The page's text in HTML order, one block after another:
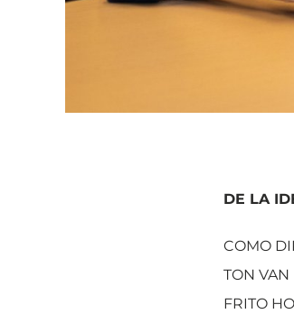
DE LA
COMO
TON
FRITO